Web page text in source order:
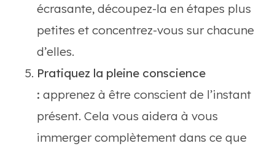
écrasante, découpez-la en étapes plus
petites et concentrez-vous sur chacune
d’elles.
Pratiquez la pleine conscience
: apprenez à être conscient de l’instant
présent. Cela vous aidera à vous
immerger complètement dans ce que